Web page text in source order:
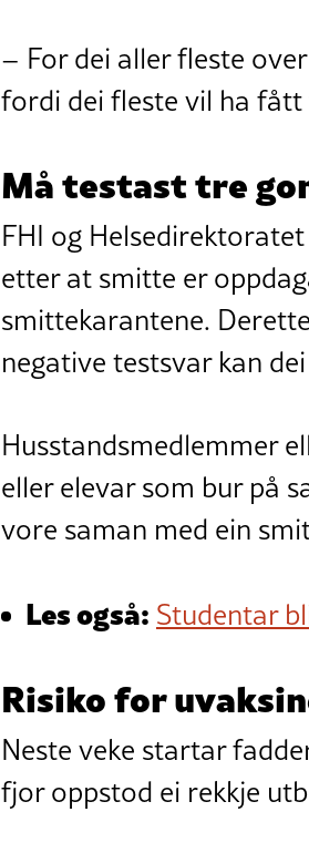
– For dei aller fleste
fordi dei fleste vil ha fått
Må testast tre
FHI og
etter at smitte er
smittekarantene.
negative testsvar kan
Husstandsmedlemmer
eller elevar som bur på
vore saman med ein
Les også: Studentar
Risiko for
Neste veke startar
fjor oppstod ei rekkje